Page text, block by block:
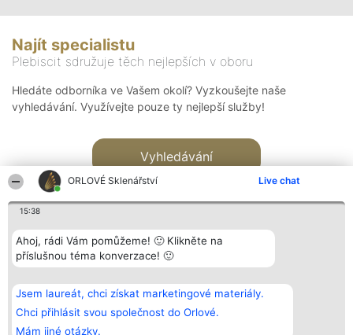
ORLOVÉ Sklenářství Live chat
15:38
Ahoj, rádi Vám pomůžeme! 🙂 Klikněte na
příslušnou téma konverzace! 🙂
Jsem laureát, chci získat marketingové materiály.
Chci přihlásit svou společnost do Orlové.
Mám jiné otázky.
Najít specialistu
Plebiscit sdružuje těch nejlepších v oboru
Hledáte odborníka ve Vašem okolí? Vyzkoušejte naše
vyhledávání. Využívejte pouze ty nejlepší služby!
Vyhledávání
Bright Side Solutions sp. z o.
o. sp. k.
ul. Ruska 22
Wrocław 50-079
KRS 0000749100 | Regon
Vítězové
Seznam všech
laureátů
Zásady
Kontakt